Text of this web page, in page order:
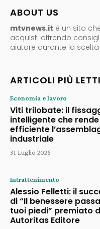
ABOUT US
mtvnews.it è un sito
acquisti offrendo
aiutare durante la
ARTICOLI PIÙ LETTI
Economia e lavoro
Viti trilobate: il
intelligente che
efficiente
industriale
31 Luglio 2026
Intrattenimento
Alessio Felletti: il
di “Il benessere
tuoi piedi” premiato
Autoritas Editore